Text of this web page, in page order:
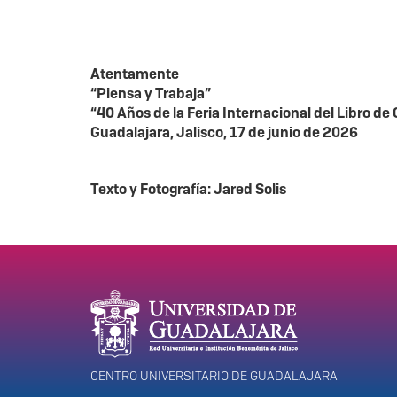
Atentamente
“Piensa y Trabaja”
“40 Años de la Feria Internacional del Libro de
Guadalajara, Jalisco, 17 de junio de 2026
Texto y Fotografía: Jared Solis
Información del portal
CENTRO UNIVERSITARIO DE GUADALAJARA